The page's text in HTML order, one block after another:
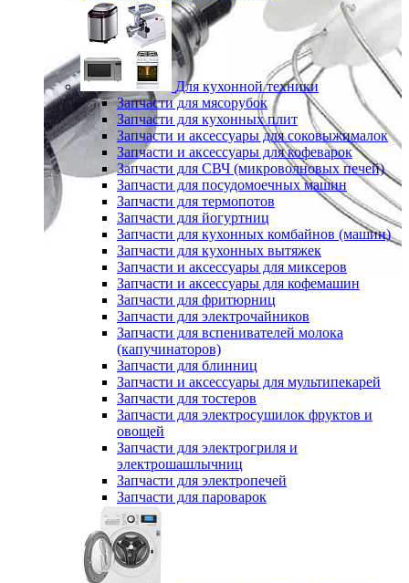
Для кухонной техники
Запчасти для мясорубок
Запчасти для кухонных плит
Запчасти и аксессуары для соковыжималок
Запчасти и аксессуары для кофеварок
Запчасти для СВЧ (микроволновых печей)
Запчасти для посудомоечных машин
Запчасти для термопотов
Запчасти для йогуртниц
Запчасти для кухонных комбайнов (машин)
Запчасти для кухонных вытяжек
Запчасти и аксессуары для миксеров
Запчасти и аксессуары для кофемашин
Запчасти для фритюрниц
Запчасти для электрочайников
Запчасти для вспенивателей молока
(капучинаторов)
Запчасти для блинниц
Запчасти и аксессуары для мультипекарей
Запчасти для тостеров
Запчасти для электросушилок фруктов и
овощей
Запчасти для электрогриля и
электрошашлычниц
Запчасти для электропечей
Запчасти для пароварок